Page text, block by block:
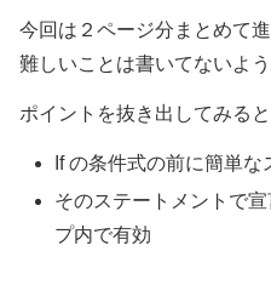
今回は２ページ分まとめて
難しいことは書いてないよう
ポイントを抜き出してみる
If の条件式の前に簡単
そのステートメントで
プ内で有効